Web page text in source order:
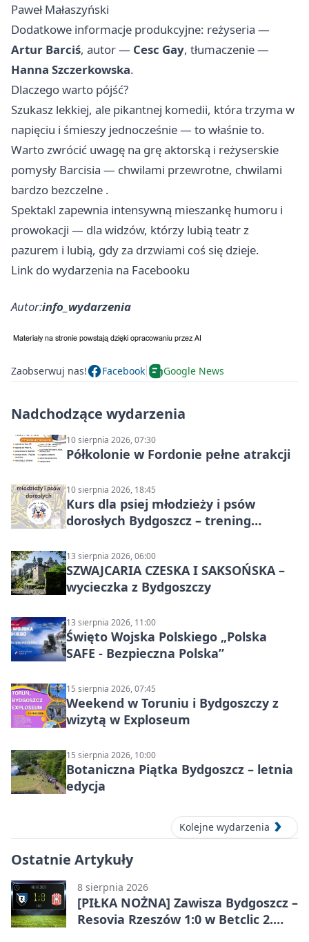
Paweł Małaszyński
Dodatkowe informacje produkcyjne: reżyseria —
Artur Barciś, autor — Cesc Gay, tłumaczenie —
Hanna Szczerkowska.
Dlaczego warto pójść?
Szukasz lekkiej, ale pikantnej komedii, która trzyma w
napięciu i śmieszy jednocześnie — to właśnie to.
Warto zwrócić uwagę na grę aktorską i reżyserskie
pomysły Barcisia — chwilami przewrotne, chwilami
bardzo bezczelne .
Spektakl zapewnia intensywną mieszankę humoru i
prowokacji — dla widzów, którzy lubią teatr z
pazurem i lubią, gdy za drzwiami coś się dzieje.
Link do wydarzenia na Facebooku
Autor:info_wydarzenia
Zaobserwuj nas! Facebook Google News
Nadchodzące wydarzenia
10 sierpnia 2026, 07:30
Półkolonie w Fordonie pełne atrakcji
10 sierpnia 2026, 18:45
Kurs dla psiej młodzieży i psów
dorosłych Bydgoszcz – trening
13 sierpnia 2026, 06:00
SZWAJCARIA CZESKA I SAKSOŃSKA –
wycieczka z Bydgoszczy
13 sierpnia 2026, 11:00
Święto Wojska Polskiego „Polska
SAFE - Bezpieczna Polska”
15 sierpnia 2026, 07:45
Weekend w Toruniu i Bydgoszczy z
wizytą w Exploseum
15 sierpnia 2026, 10:00
Botaniczna Piątka Bydgoszcz – letnia
edycja
Kolejne wydarzenia
Ostatnie Artykuły
8 sierpnia 2026
[PIŁKA NOŻNA] Zawisza Bydgoszcz –
Resovia Rzeszów 1:0 w Betclic 2.